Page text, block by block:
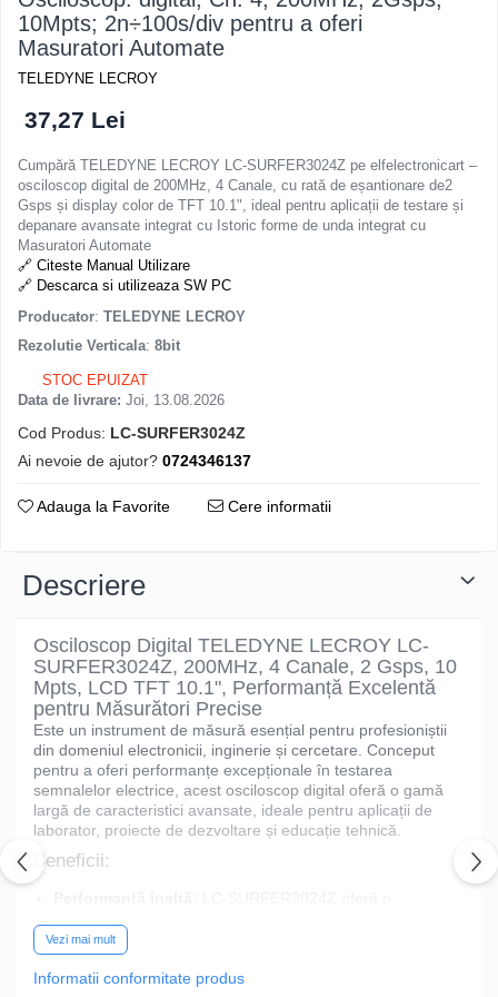
10Mpts; 2n÷100s/div pentru a oferi
Masuratori Automate
TELEDYNE LECROY
37,27 Lei
Cumpără TELEDYNE LECROY LC-SURFER3024Z pe elfelectronicart –
osciloscop digital de 200MHz, 4 Canale, cu rată de eșantionare de2
Gsps și display color de TFT 10.1", ideal pentru aplicații de testare și
depanare avansate integrat cu Istoric forme de unda integrat cu
Masuratori Automate
🔗 Citeste Manual Utilizare
🔗 Descarca si utilizeaza SW PC
Producator: TELEDYNE LECROY
Rezolutie Verticala: 8bit
STOC EPUIZAT
Data de livrare: Joi, 13.08.2026
Cod Produs: LC-SURFER3024Z
Ai nevoie de ajutor? 0724346137
Adauga la Favorite Cere informatii
Descriere
Osciloscop Digital TELEDYNE LECROY LC-
SURFER3024Z, 200MHz, 4 Canale, 2 Gsps, 10
Mpts, LCD TFT 10.1", Performanță Excelentă
pentru Măsurători Precise
Este un instrument de măsură esențial pentru profesioniștii
din domeniul electronicii, inginerie și cercetare. Conceput
pentru a oferi performanțe excepționale în testarea
semnalelor electrice, acest osciloscop digital oferă o gamă
largă de caracteristici avansate, ideale pentru aplicații de
laborator, proiecte de dezvoltare și educație tehnică.
Beneficii:
pentru aplicații diverse în domeniul electronicii.
Precizie garantată:
acest osciloscop asigură rezultate precise și fiabile în
Vezi mai mult
Informatii conformitate produs